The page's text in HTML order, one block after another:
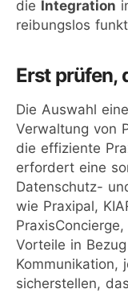
die Integration
reibungslos
Erst prüfen,
Die Auswahl
Verwaltung von
die effiziente
erfordert eine
Datenschutz-
wie Praxipal,
Vorteile in
Kommunikation,
sicherstellen,